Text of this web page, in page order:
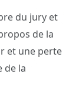
du jury et
de la
et une perte
de la